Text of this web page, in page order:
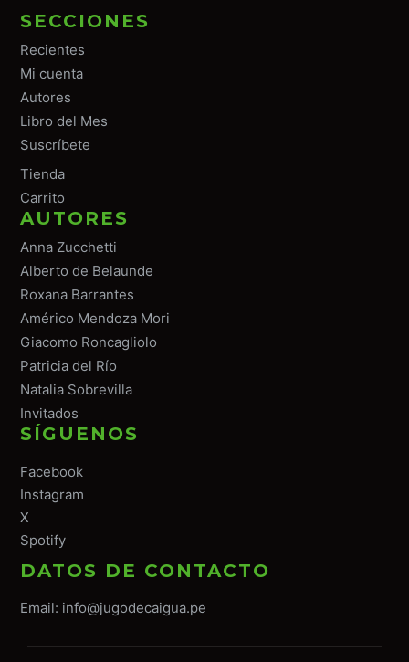
SECCIONES
Recientes
Mi cuenta
Autores
Libro del Mes
Suscríbete
Tienda
Carrito
AUTORES
Anna Zucchetti
Alberto de Belaunde
Roxana Barrantes
Américo Mendoza Mori
Giacomo Roncagliolo
Patricia del Río
Natalia Sobrevilla
Invitados
SÍGUENOS
Facebook
Instagram
X
Spotify
DATOS DE CONTACTO
Email: info@jugodecaigua.pe